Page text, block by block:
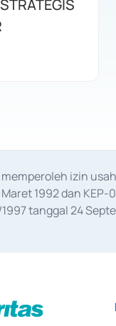
izin
Maret 1992 dan
tanggal 24
dan